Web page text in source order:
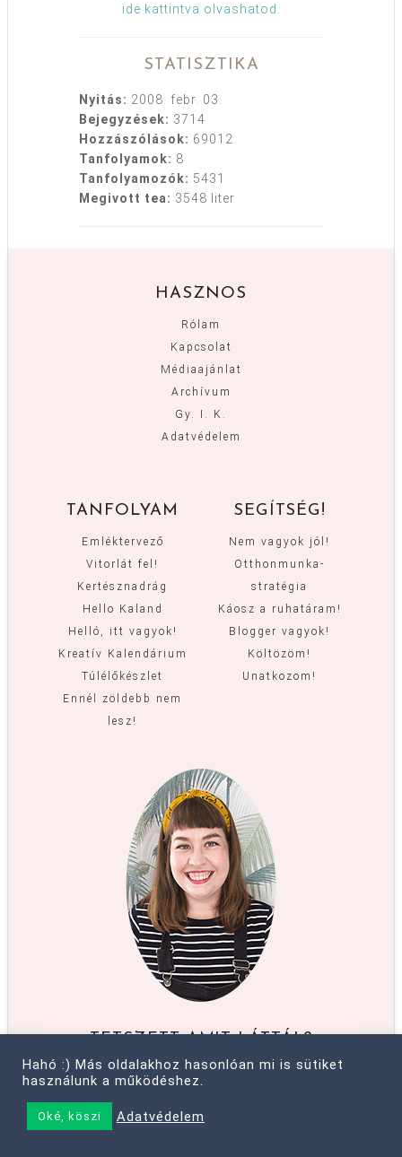
ide kattintva olvashatod
STATISZTIKA
Nyitás: 2008. febr. 03.
Bejegyzések: 3714
Hozzászólások: 69012
Tanfolyamok: 8
Tanfolyamozók: 5431
Megivott tea: 3548 liter
HASZNOS
Rólam
Kapcsolat
Médiaajánlat
Archívum
Gy. I. K.
Adatvédelem
TANFOLYAM
Emléktervező
Vitorlát fel!
Kertésznadrág
Hello Kaland
Helló, itt vagyok!
Kreatív Kalendárium
Túlélőkészlet
Ennél zöldebb nem
lesz!
SEGÍTSÉG!
Nem vagyok jól!
Otthonmunka-
stratégia
Káosz a ruhatáram!
Blogger vagyok!
Költözöm!
Unatkozom!
TETSZETT AMIT LÁTTÁL?
Még több hasznos anyag boldogságról,
célokról, egy olyan életről, amit szeretsz
élni - e-mailen is.
Hahó :) Más oldalakhoz hasonlóan mi is sütiket
használunk a működéshez.
Oké, köszi Adatvédelem